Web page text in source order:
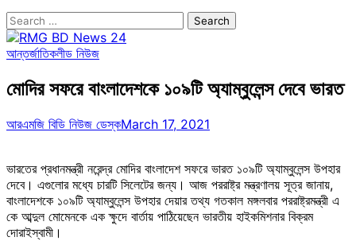
Search
for:
আন্তর্জাতিকলীড নিউজ
মোদির সফরে বাংলাদেশকে ১০৯টি অ্যাম্বুলেন্স দেবে ভারত
আরএমজি বিডি নিউজ ডেস্কMarch 17, 2021
ভারতের প্রধানমন্ত্রী নরেন্দ্র মোদির বাংলাদেশ সফরে ভারত ১০৯টি অ্যাম্বুলেন্স উপহার
দেবে। এগুলোর মধ্যে চারটি সিলেটের জন্য। আজ পররাষ্ট্র মন্ত্রণালয় সূত্র জানায়,
বাংলাদেশকে ১০৯টি অ্যাম্বুলেন্স উপহার দেয়ার তথ্য গতকাল মঙ্গলবার পররাষ্ট্রমন্ত্রী এ
কে আব্দুল মোমেনকে এক ক্ষুদে বার্তায় পাঠিয়েছেন ভারতীয় হাইকমিশনার বিক্রম
দোরাইস্বামী।